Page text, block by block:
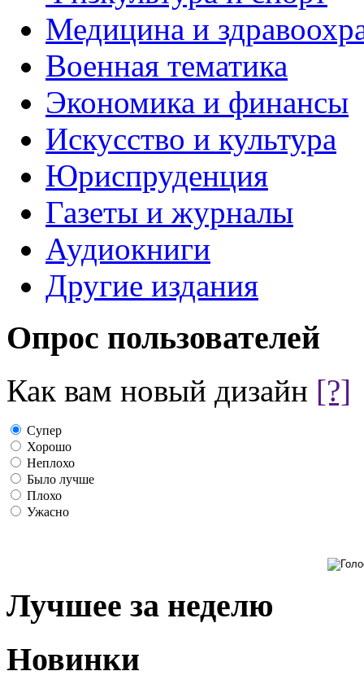
Медицина и
Военная тематика
Экономика и финансы
Искусство и культура
Юриспруденция
Газеты и журналы
Аудиокниги
Другие издания
Опрос пользователей
Как вам новый дизайн [?]
Супер
Хорошо
Неплохо
Было лучше
Плохо
Ужасно
Лучшее за неделю
Новинки